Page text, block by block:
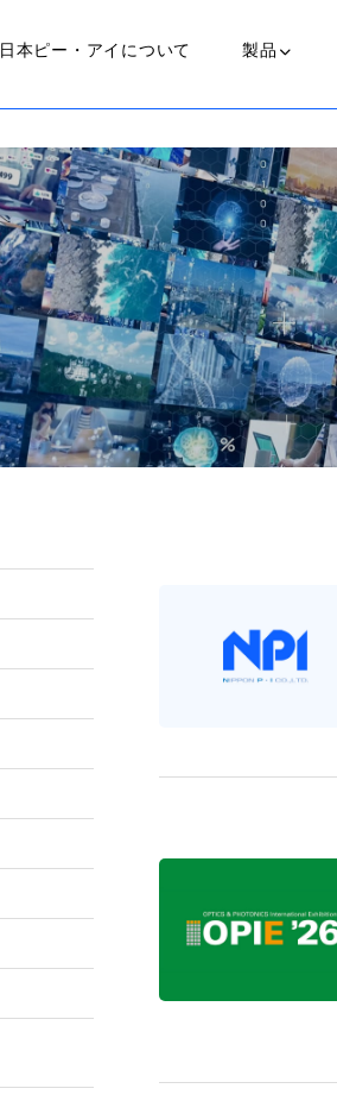
日本ピー・アイについて 製品
ランプ
ＵＶランプ
ＬＥＤランプ
ＨＩＤランプ
会社概要
職場環境